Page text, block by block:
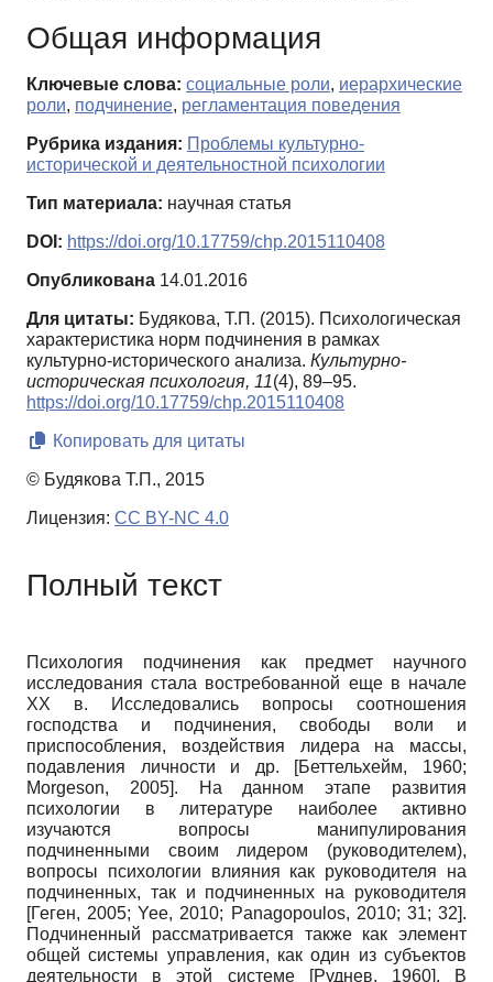
Общая информация
Ключевые слова: социальные роли, иерархические
роли, подчинение, регламентация поведения
Рубрика издания: Проблемы культурно-
исторической и деятельностной психологии
Тип материала: научная статья
DOI: https://doi.org/10.17759/chp.2015110408
Опубликована 14.01.2016
Для цитаты: Будякова, Т.П. (2015). Психологическая
характеристика норм подчинения в рамках
культурно-исторического анализа. Культурно-
историческая психология, 11(4), 89–95.
https://doi.org/10.17759/chp.2015110408
Копировать для цитаты
© Будякова Т.П., 2015
Лицензия: CC BY-NC 4.0
Полный текст
Психология подчинения как предмет научного
исследования стала востребованной еще в начале
ХХ в. Исследовались вопросы соотношения
господства и подчинения, свободы воли и
приспособления, воздействия лидера на массы,
подавления личности и др. [Беттельхейм, 1960;
Morgeson, 2005]. На данном этапе развития
психологии в литературе наиболее активно
изучаются вопросы манипулирования
подчиненными своим лидером (руководителем),
вопросы психологии влияния как руководителя на
подчиненных, так и подчиненных на руководителя
[Геген, 2005;Yee, 2010; Panagopoulos, 2010; 31; 32].
Подчиненный рассматривается также как элемент
общей системы управления, как один из субъектов
деятельности в этой системе
[Руднев, 1960]. В